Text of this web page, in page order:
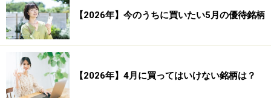
（率）：－1,493.21％
合計利益（円）：570,941,195円 合計利益
（率）：285,479.58％
合計損失（円）：－573,926,976円 合計損失
（率）：－286,972.79％
【2026年】今のうちに買いたい5月の優待銘柄
【2026年】4月に買ってはいけない銘柄は？